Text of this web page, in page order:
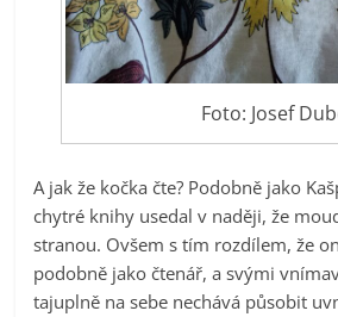
Foto: Josef
A jak že kočka čte? Podobně jako
chytré knihy usedal v naději, že
stranou. Ovšem s tím rozdílem, že
podobně jako čtenář, a svými
tajuplně na sebe nechává působit